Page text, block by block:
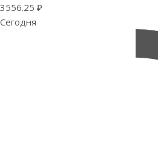
3556.25 ₽
Сегодня